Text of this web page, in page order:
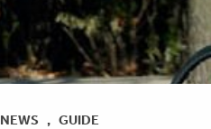
NEWS , GUIDE